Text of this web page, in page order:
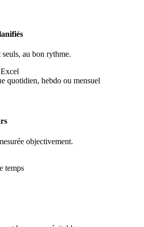
au bon rythme.
quotidien, hebdo ou mensuel
objectivement.
temps